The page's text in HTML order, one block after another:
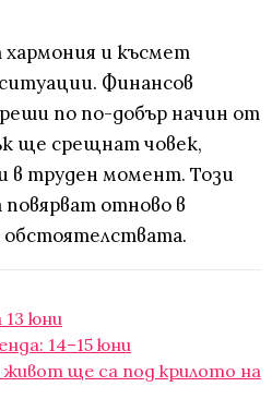
и късмет
Финансов
по по-добър начин от
ще срещнат човек,
в труден момент. Този
повярват отново в
13 юни
14–15 юни
живот ще са под крилото на